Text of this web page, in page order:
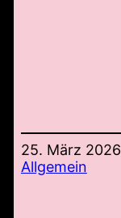
25. März 2026
Allgemein